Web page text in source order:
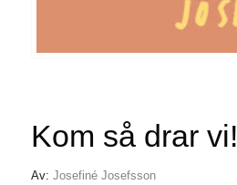
Kom så drar vi!
Av: Josefiné Josefsson